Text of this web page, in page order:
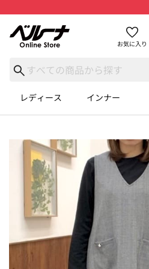
お気に入り
レディース インナー